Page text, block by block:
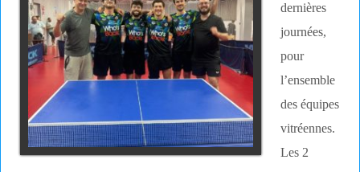
dernières
journées,
pour
l’ensemble
des équipes
vitréennes.
Les 2